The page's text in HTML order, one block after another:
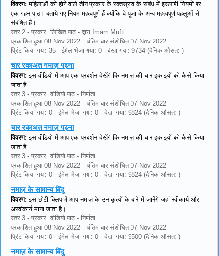
विवरण: महिलाओं को होने वाले तीन प्रकार के रक्तस्राव के संबंध में इस्लामी नियमों पर
एक गहन पाठ। बताये गए नियम महत्वपूर्ण हैं क्योंकि वे पूजा के अन्य महत्वपूर्ण पहलुओं से
संबंधित हैं।
स्तर 2 - प्रकार: लिखित पाठ - द्वारा Imam Mufti
प्रकाशित हुआ 08 Nov 2022 - अंतिम बार संशोधित 07 Nov 2022
प्रिंट किया गया: 35 - ईमेल भेजा गया: 0 - देखा गया: 9734 (दैनिक औसत: )
चार रकाअत नमाज़ पढ़ना
विवरण: इस वीडियो में आप एक प्रदर्शन देखेंगे कि नमाज़ की चार इकाइयों को कैसे किया
जाता है
स्तर 3 - प्रकार: वीडियो पाठ - निर्माता
प्रकाशित हुआ 08 Nov 2022 - अंतिम बार संशोधित 07 Nov 2022
प्रिंट किया गया: 0 - ईमेल भेजा गया: 0 - देखा गया: 9824 (दैनिक औसत: )
चार रकाअत नमाज़ पढ़ना
विवरण: इस वीडियो में आप एक प्रदर्शन देखेंगे कि नमाज़ की चार इकाइयों को कैसे किया
जाता है
स्तर 3 - प्रकार: वीडियो पाठ - निर्माता
प्रकाशित हुआ 08 Nov 2022 - अंतिम बार संशोधित 07 Nov 2022
प्रिंट किया गया: 0 - ईमेल भेजा गया: 0 - देखा गया: 9824 (दैनिक औसत: )
नमाज़ के सामान्य बिंदु
विवरण: इस छोटी क्लिप में आप नमाज़ के उन कृत्यों के बारे में जानेंगे जहां स्वीकार्य और
अस्वीकार्य माना जाता है।
स्तर 3 - प्रकार: वीडियो पाठ - निर्माता
प्रकाशित हुआ 08 Nov 2022 - अंतिम बार संशोधित 07 Nov 2022
प्रिंट किया गया: 0 - ईमेल भेजा गया: 0 - देखा गया: 9500 (दैनिक औसत: )
नमाज़ के सामान्य बिंदु